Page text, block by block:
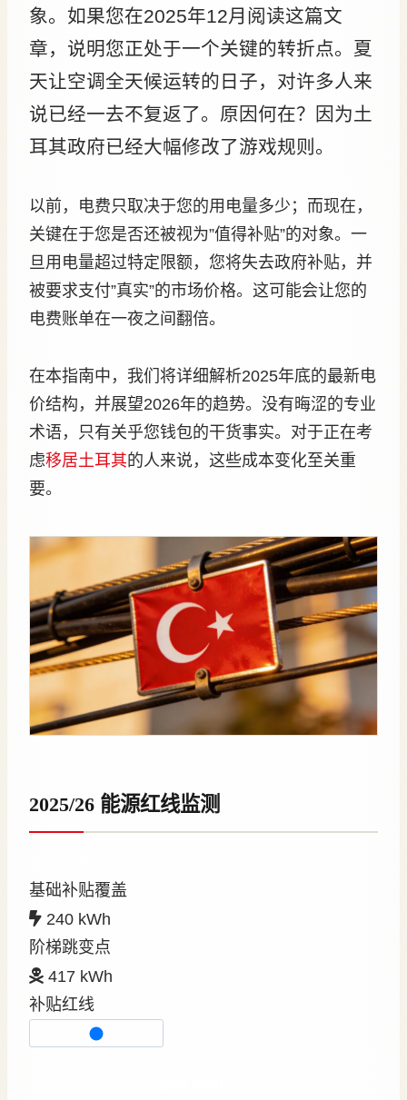
象。如果您在2025年12月阅读这篇文
章，说明您正处于一个关键的转折点。夏
天让空调全天候运转的日子，对许多人来
说已经一去不复返了。原因何在？因为土
耳其政府已经大幅修改了游戏规则。
以前，电费只取决于您的用电量多少；而现在，
关键在于您是否还被视为”值得补贴”的对象。一
旦用电量超过特定限额，您将失去政府补贴，并
被要求支付”真实”的市场价格。这可能会让您的
电费账单在一夜之间翻倍。
在本指南中，我们将详细解析2025年底的最新电
价结构，并展望2026年的趋势。没有晦涩的专业
术语，只有关乎您钱包的干货事实。对于正在考
虑移居土耳其的人来说，这些成本变化至关重
要。
2025/26 能源红线监测
基础补贴覆盖
240 kWh
阶梯跳变点
417 kWh
补贴红线